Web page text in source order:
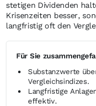
stetigen Dividenden
Krisenzeiten besser,
langfristig oft den
Für Sie
Substanzwerte
Vergleichsindizes.
Langfristige
effektiv.